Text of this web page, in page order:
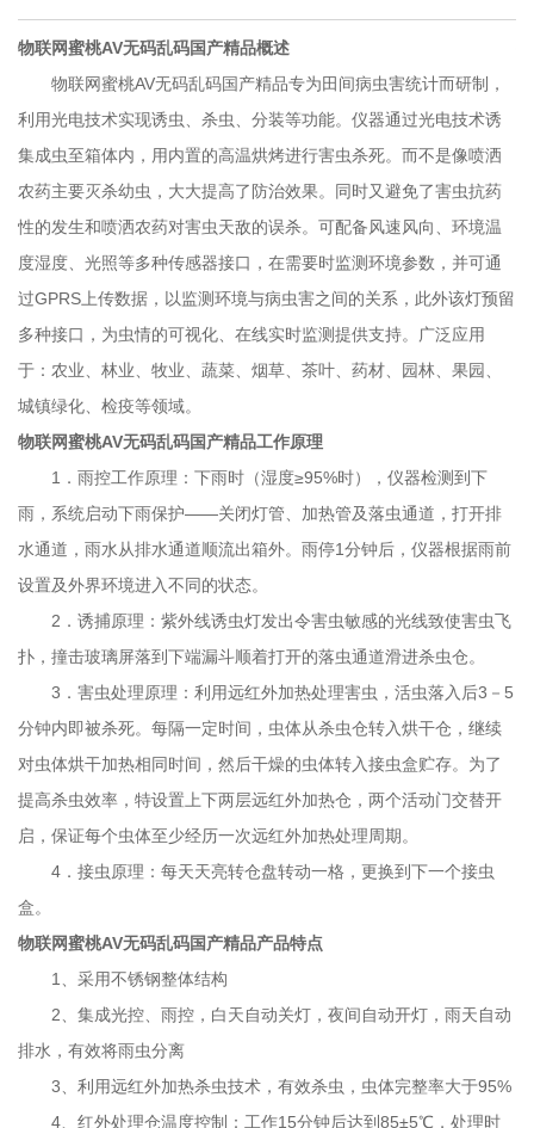
诱捕原理：紫外线诱虫灯发出令害虫敏感的光线致使害虫飞扑，撞
击玻璃屏落到下端漏斗顺着打开的落虫通道滑进杀虫仓。3．害虫
处理原理：利用远红外加热处理害虫，活虫落入后3－5分钟内即被
杀死。每隔一定时间，虫体从杀虫仓转入烘干仓，继续对虫体烘干
加热相同时间，然后干燥的虫体转入接虫盒贮存。为了提高杀虫效
率，特设置上下两层远红外加热仓，两个活动门交替开启，保证每
个虫体至少经历一次远红外加热处理周期。4．接虫原理：每天天
亮转仓盘转动一格，更换到下一个接虫盒。物联网蜜桃AV无码乱码
国产精品产品特点1、采用不锈钢整体结构2、集成光控、雨控，白
天自动关灯，夜间自动开灯，雨天自动排水，有效将雨虫分离3、
利用远红外加热杀虫技术，有效杀虫，虫体完整率大于95%4、红
外处理仓温度控制：工作15分钟后达到85±5℃，处理时间可调5、
八个接虫器自动转换，虫体按天存放，避免混淆6、时段控制。根
据靶标害虫生活习性规律任意设置7、灯体结构可拆分，安装便
利，方便运输8、防雷装置：能够有效防止雷击9、全中文液晶控
制，可分设时段控制，自动转仓和手动转仓均可。10、也可以手动
控制换仓、诱虫灯开关、加热管开关、杀虫仓和烘干仓清空等功
能。11、配置环境温、湿度显示。12、增加了稳定电源调控系统，
可使160V~300V的电压稳定在220V使用。13、上下两层远红外虫
体处理仓，更有效地完成杀虫和烘干工作。14、雨虫分离技术，自
动将雨水与昆虫分离。15、1200W高清摄像头，可清晰分辨每一个
虫体。16、内置GPS功能，可在平台地图查看设备站点等数据，方
便用户查看。17、引虫灯、杀虫仓、烘干仓、摄像头等可远程手动
控制。18、引虫灯四周设有百叶窗，有效防止非目标大虫子或树叶
等杂物进入设备，影响虫体识别。19、撞击屏互成120度角，单屏
尺寸：长595±2mm，宽213±2mm，厚5mm。
物联网蜜桃AV无码乱码国产精品概述
物联网蜜桃AV无码乱码国产精品专为田间病虫害统计而研制，
利用光电技术实现诱虫、杀虫、分装等功能。仪器通过光电技术诱
集成虫至箱体内，用内置的高温烘烤进行害虫杀死。而不是像喷洒
农药主要灭杀幼虫，大大提高了防治效果。同时又避免了害虫抗药
性的发生和喷洒农药对害虫天敌的误杀。可配备风速风向、环境温
度湿度、光照等多种传感器接口，在需要时监测环境参数，并可通
过GPRS 上传数据，以监测环境与病虫害之间的关系，此外该灯预留
多种接口，为虫情的可视化、在线实时监测提供支持。广泛应用
于：农业、林业、牧业、蔬菜、烟草、茶叶、药材、园林、果园、
城镇绿化、检疫等领域。
物联网蜜桃AV无码乱码国产精品工作原理
1 ．雨控工作原理：下雨时（湿度≥95%时），仪器检测到下
雨，系统启动下雨保护——关闭灯管、加热管及落虫通道，打开排
水通道，雨水从排水通道顺流出箱外。雨停1分钟后，仪器根据雨前
设置及外界环境进入不同的状态。
2 ．诱捕原理：紫外线诱虫灯发出令害虫敏感的光线致使害虫飞
扑，撞击玻璃屏落到下端漏斗顺着打开的落虫通道滑进杀虫仓。
3 ．害虫处理原理：利用远红外加热处理害虫，活虫落入后3 － 5
分钟内即被杀死。每隔一定时间，虫体从杀虫仓转入烘干仓，继续
对虫体烘干加热相同时间，然后干燥的虫体转入接虫盒贮存。为了
提高杀虫效率，特设置上下两层远红外加热仓，两个活动门交替开
启，保证每个虫体至少经历一次远红外加热处理周期。
4 ．接虫原理：每天天亮转仓盘转动一格，更换到下一个接虫
盒。
物联网蜜桃AV无码乱码国产精品产品特点
1
、采用不锈钢整体结构
2 、集成光控、雨控，白天自动关灯，夜间自动开灯，雨天自动
排水，有效将雨虫分离
3 、利用远红外加热杀虫技术，有效杀虫，虫体完整率大于95%
4 、红外处理仓温度控制：工作15分钟后达到 85±5℃ ，处理时